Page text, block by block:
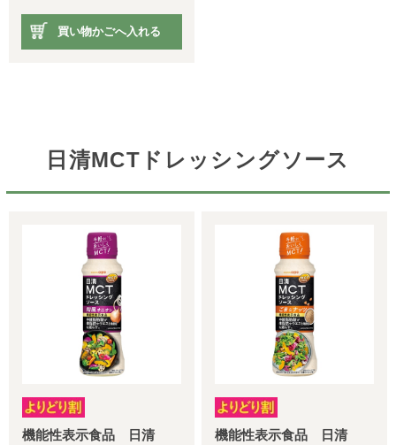
買い物かごへ入れる
日清MCTドレッシングソース
機能性表示食品 日清
機能性表示食品 日清